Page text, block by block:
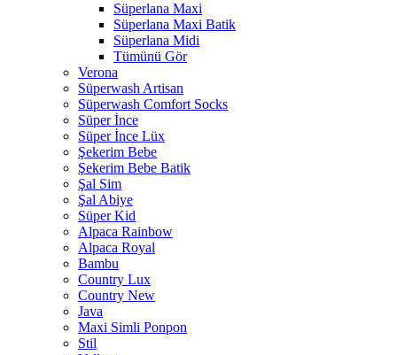
Süperlana Maxi
Süperlana Maxi Batik
Süperlana Midi
Tümünü Gör
Verona
Süperwash Artisan
Süperwash Comfort Socks
Süper İnce
Süper İnce Lüx
Şekerim Bebe
Şekerim Bebe Batik
Şal Sim
Şal Abiye
Süper Kid
Alpaca Rainbow
Alpaca Royal
Bambu
Country Lux
Country New
Java
Maxi Simli Ponpon
Stil